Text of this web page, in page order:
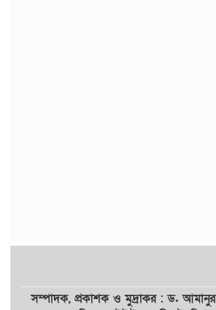
সম্পাদক, প্রকাশকওমুদ্রাকর: ড. আমানুর